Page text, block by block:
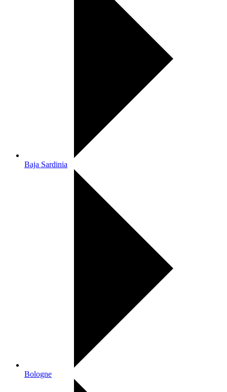
Baja Sardinia
Bologne